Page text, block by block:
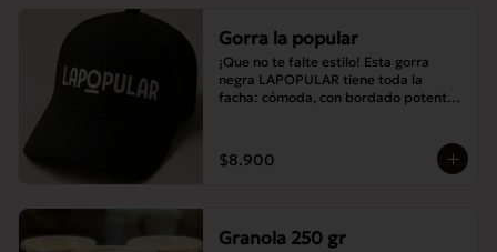
Gorra la popular
¡Que no te falte estilo! Esta gorra
negra LAPOPULAR tiene toda la
facha: cómoda, con bordado potente y
$8.900
Granola 250 gr